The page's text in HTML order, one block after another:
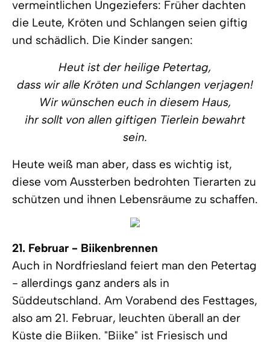
vermeintlichen Ungeziefers: Früher dachten
die Leute, Kröten und Schlangen seien giftig
und schädlich. Die Kinder sangen:
Heut ist der heilige Petertag,
dass wir alle Kröten und Schlangen verjagen!
Wir wünschen euch in diesem Haus,
ihr sollt von allen giftigen Tierlein bewahrt
sein.
Heute weiß man aber, dass es wichtig ist,
diese vom Aussterben bedrohten Tierarten zu
schützen und ihnen Lebensräume zu schaffen.
21. Februar - Biikenbrennen
Auch in Nordfriesland feiert man den Petertag
- allerdings ganz anders als in
Süddeutschland. Am Vorabend des Festtages,
also am 21. Februar, leuchten überall an der
Küste die Biiken. "Biike" ist Friesisch und